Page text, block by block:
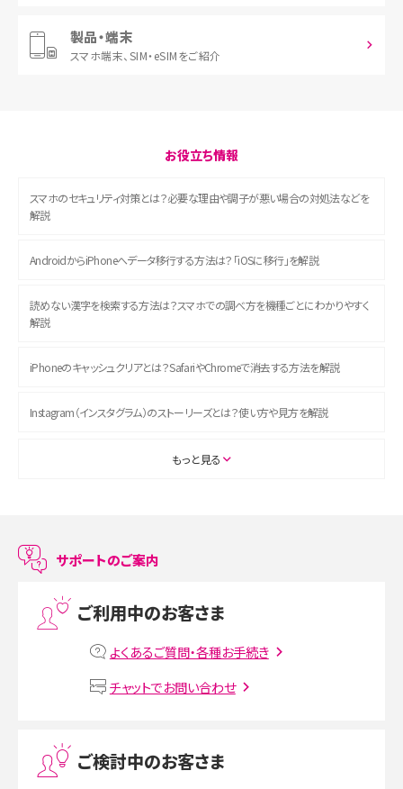
製品・端末
スマホ端末、 SIM・eSIMをご紹介
お役立ち情報
スマホのセキュリティ対策とは？必要な理由や調子が悪い場合の対処法などを
解説
AndroidからiPhoneへデータ移行する方法は？「iOSに移行」を解説
読めない漢字を検索する方法は？スマホでの調べ方を機種ごとにわかりやすく
解説
iPhoneのキャッシュクリアとは？SafariやChromeで消去する方法を解説
Instagram（インスタグラム）のストーリーズとは？使い方や見方を解説
ASMRとは？初心者向けの代表ジャンルや楽しみ方を解説
LINEで友だちを削除する方法は？方法ごとの影響や復活・復元する方法も解説
プリペイドSIMとは？種類やメリット・デメリット、利用までの流れを解説
VPN接続とは？仕組みや必要性、メリット・デメリット、接続方法を解説
Instagram（インスタグラム）でスクショするとバレる？バレるケースや撮り方も解
もっと見る
サポートのご案内
ご利用中のお客さま
よくあるご質問・各種お手続き
チャットでお問い合わせ
ご検討中のお客さま